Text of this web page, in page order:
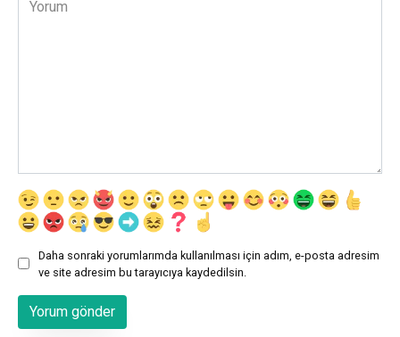
Daha sonraki yorumlarımda kullanılması için adım, e-posta adresim
ve site adresim bu tarayıcıya kaydedilsin.